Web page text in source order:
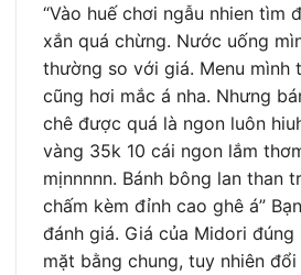
“Vào huế chơi ngẫu nhien tìm
xắn quá chừng. Nước uống
thường so với giá. Menu mình
cũng hơi mắc á nha. Nhưng
chê được quá là ngon luôn
vàng 35k 10 cái ngon lắm
mịnnnnn. Bánh bông lan than
chấm kèm đỉnh cao ghê á”
đánh giá. Giá của Midori
mặt bằng chung, tuy nhiên